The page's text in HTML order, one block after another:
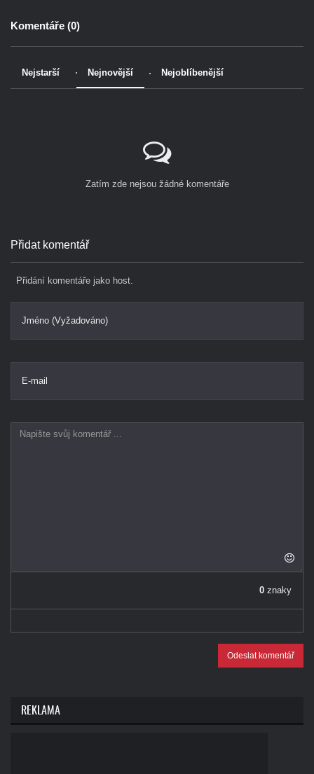
Komentáře (0)
Nejstarší Nejnovější Nejoblíbenější
Zatím zde nejsou žádné komentáře
Přidat komentář
Přidání komentáře jako host.
Jméno (Vyžadováno)
E-mail
0 znaky
Odeslat komentář
REKLAMA